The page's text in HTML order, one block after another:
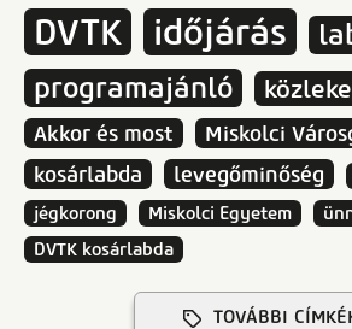
DVTK időjárás
programajánló
Akkor és most
Miskolci
kosárlabda
levegőminőség
jégkorong
Miskolci Egyetem
DVTK kosárlabda
TOVÁBBI